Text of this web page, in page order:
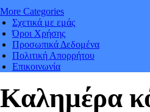
More Categories
Σχετικά με εμάς
Όροι Χρήσης
Προσωπικά Δεδομένα
Πολιτική Απορρήτου
Επικοινωνία
Καλημέρα